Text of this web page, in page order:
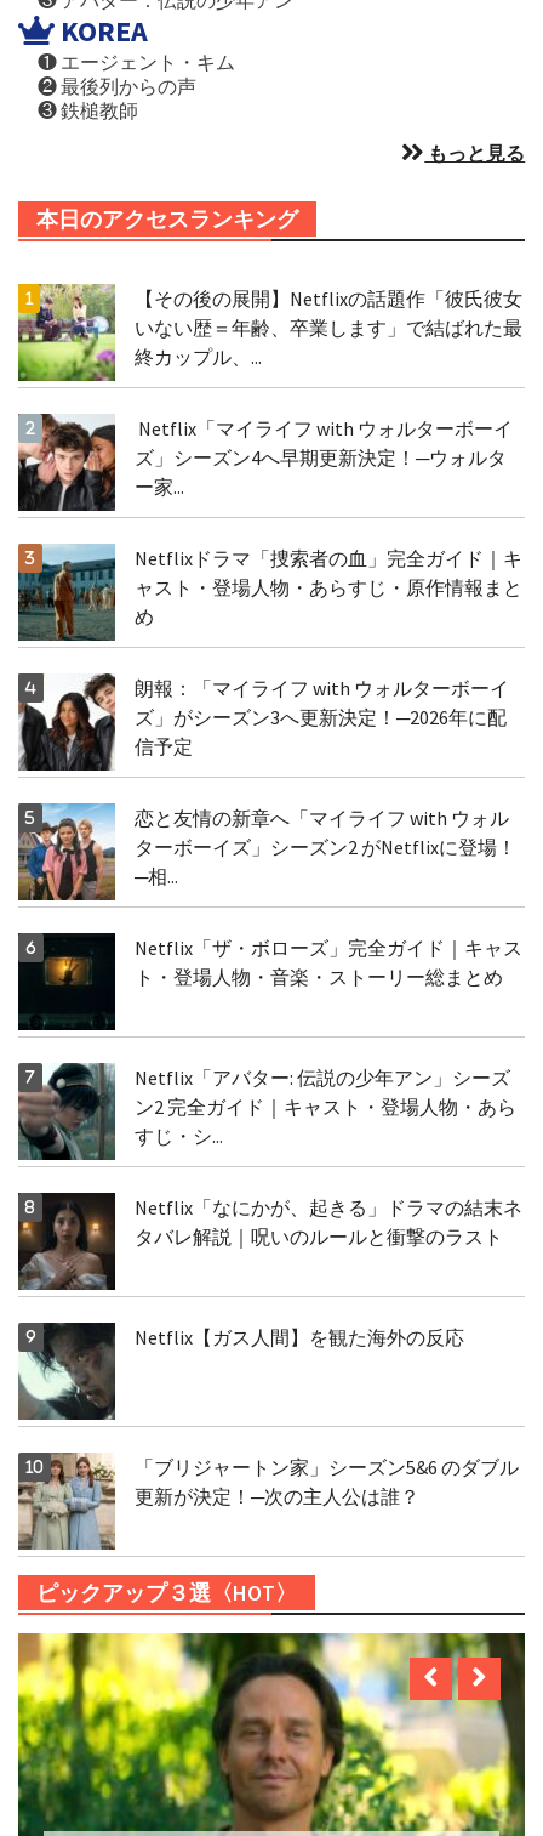
KOREA
❶ エージェント・キム
❷ 最後列からの声
❸ 鉄槌教師
もっと見る
本日のアクセスランキング
【その後の展開】Netflixの話題作「彼氏彼女
いない歴＝年齢、卒業します」で結ばれた最
終カップル、...
Netflix「マイライフ with ウォルターボーイ
ズ」シーズン4へ早期更新決定！─ウォルタ
ー家...
Netflixドラマ「捜索者の血」完全ガイド｜キ
ャスト・登場人物・あらすじ・原作情報まと
め
朗報：「マイライフ with ウォルターボーイ
ズ」がシーズン3へ更新決定！─2026年に配
信予定
恋と友情の新章へ「マイライフ with ウォル
ターボーイズ」シーズン2 がNetflixに登場！
─相...
Netflix「ザ・ボローズ」完全ガイド｜キャス
ト・登場人物・音楽・ストーリー総まとめ
Netflix「アバター: 伝説の少年アン」シーズ
ン2 完全ガイド｜キャスト・登場人物・あら
すじ・シ...
Netflix「なにかが、起きる」ドラマの結末ネ
タバレ解説｜呪いのルールと衝撃のラスト
Netflix【ガス人間】を観た海外の反応
「ブリジャートン家」シーズン5&6 のダブル
更新が決定！─次の主人公は誰？
ピックアップ３選〈HOT〉